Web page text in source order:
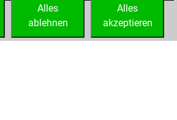
Alles
akzeptieren
Alles
ablehnen